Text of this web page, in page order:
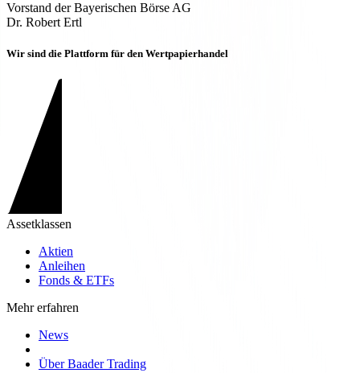
Vorstand der Bayerischen Börse AG
Dr. Robert Ertl
Wir sind die Plattform für den Wertpapierhandel
Assetklassen
Aktien
Anleihen
Fonds & ETFs
Mehr erfahren
News
Über Baader Trading